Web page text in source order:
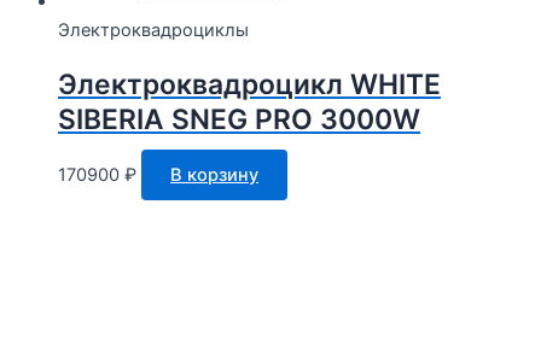
Электроквадроциклы
Электроквадроцикл WHITE
SIBERIA SNEG PRO 3000W
170900 ₽ В корзину